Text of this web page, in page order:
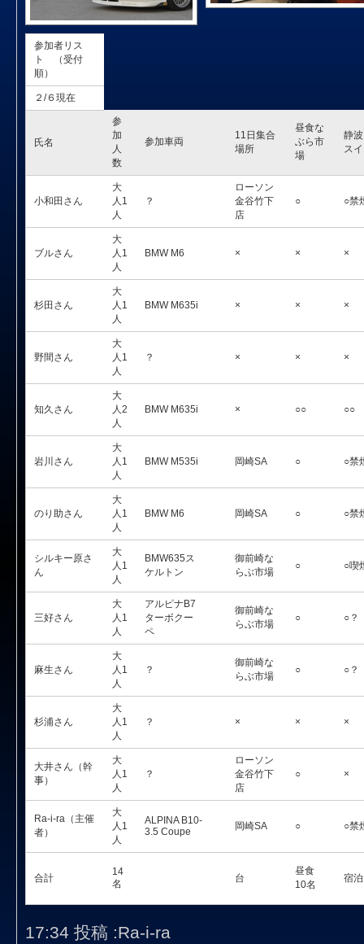
参加者リス
ト （受付
順）
２/６現在
氏名
参
加
人
数
参加車両
11日集合
場所
昼食な
ぶら市
場
静
ス
小和田さん
大
人1
人
？
ローソン
金谷竹下
店
○ ○禁
ブルさん
大
人1
人
BMW M6 × × ×
杉田さん
大
人1
人
BMW M635i × × ×
野間さん
大
人1
人
？ × × ×
知久さん
大
人2
人
BMW M635i × ○○ ○○
岩川さん
大
人1
人
BMW M535i 岡崎SA ○ ○禁
のり助さん
大
人1
人
BMW M6 岡崎SA ○ ○禁
シルキー原さ
ん
大
人1
人
BMW635ス
ケルトン
御前崎な
らぶ市場
○ ○喫
三好さん
大
人1
人
アルピナB7
ターボクー
ペ
御前崎な
らぶ市場
○ ○？
麻生さん
大
人1
人
？
御前崎な
らぶ市場
○ ○？
杉浦さん
大
人1
人
？ × × ×
大井さん（幹
事）
大
人1
人
？
ローソン
金谷竹下
店
○ ×
Ra-i-ra（主催
者）
大
人1
人
ALPINA B10-
3.5 Coupe
岡崎SA ○ ○禁
合計
14
名
台
昼食
10名
宿
17:34 投稿 :Ra-i-ra